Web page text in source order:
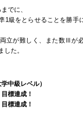
でに、
1級をとらせることを勝手
立が難しく、また数Ⅲが
した。
中級レベル）
標達成！
標達成！